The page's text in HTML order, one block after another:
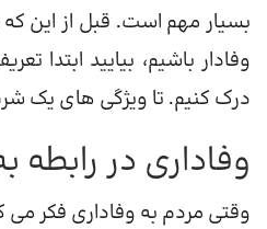
بسیار مهم است. قبل از این که
وفادار باشیم، بیایید ابتدا
درک کنیم. تا ویژگی های یک
وفاداری در
وقتی مردم به وفاداری فکر می